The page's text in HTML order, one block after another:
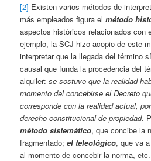
[2] Existen varios métodos de
más empleados figura elmétodo
aspectos históricos relacionados con
ejemplo, la SCJ hizo acopio de este
interpretar que la llegada del término
causal que funda la procedencia del
alquiler:se sostuvo que la realidad
momento del concebirse el Decreto
corresponde con la realidad actual,
derecho constitucional de propiedad.
método sistemático, que concibe la
fragmentado;el teleológico, que va
al momento de concebir la norma, etc.